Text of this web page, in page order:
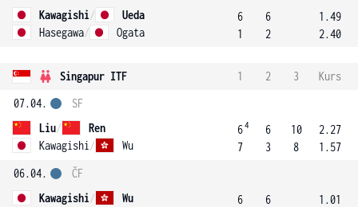
Kawagishi/
Ueda
Hasegawa/ Ogata
6
1
6
2
1.49
2.40
Singapur ITF 1 2 3
Kurs
07.04.
Liu/
Ren
Kawagishi / Wu
SF
64
7
6
3
10
8
2.27
1.57
06.04.
Kawagishi/
Wu
ČF
6
6
1.01